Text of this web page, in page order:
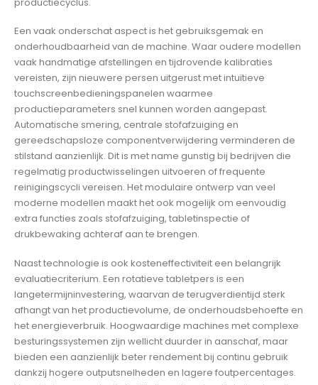
Een vaak onderschat aspect is het gebruiksgemak en
onderhoudbaarheid van de machine. Waar oudere modellen
vaak handmatige afstellingen en tijdrovende kalibraties
vereisten, zijn nieuwere persen uitgerust met intuïtieve
touchscreenbedieningspanelen waarmee
productieparameters snel kunnen worden aangepast.
Automatische smering, centrale stofafzuiging en
gereedschapsloze componentverwijdering verminderen de
stilstand aanzienlijk. Dit is met name gunstig bij bedrijven die
regelmatig productwisselingen uitvoeren of frequente
reinigingscycli vereisen. Het modulaire ontwerp van veel
moderne modellen maakt het ook mogelijk om eenvoudig
extra functies zoals stofafzuiging, tabletinspectie of
drukbewaking achteraf aan te brengen.
Naast technologie is ook kosteneffectiviteit een belangrijk
evaluatiecriterium. Een rotatieve tabletpers is een
langetermijninvestering, waarvan de terugverdientijd sterk
afhangt van het productievolume, de onderhoudsbehoefte en
het energieverbruik. Hoogwaardige machines met complexe
besturingssystemen zijn wellicht duurder in aanschaf, maar
bieden een aanzienlijk beter rendement bij continu gebruik
dankzij hogere outputsnelheden en lagere foutpercentages.